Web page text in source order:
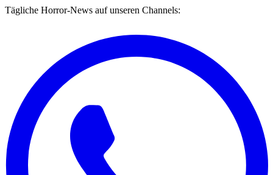
Tägliche Horror-News auf unseren Channels: